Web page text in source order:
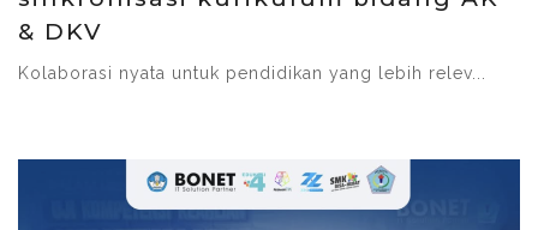
& DKV
Kolaborasi nyata untuk pendidikan yang lebih relev...